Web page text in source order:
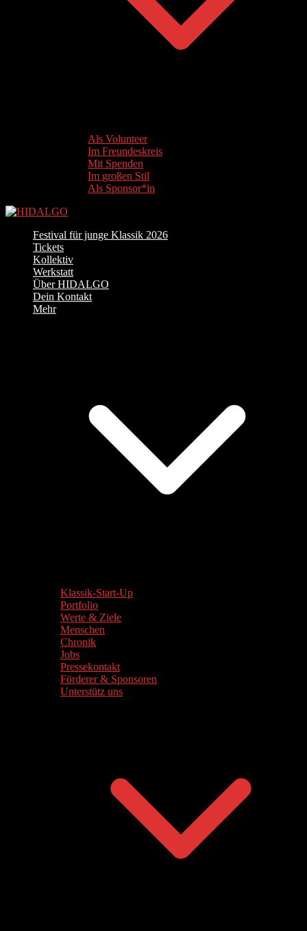
Als Volunteer
Im Freundeskreis
Mit Spenden
Im großen Stil
Als Sponsor*in
Festival für junge Klassik 2026
Tickets
Kollektiv
Werkstatt
Über HIDALGO
Dein Kontakt
Mehr
Klassik-Start-Up
Portfolio
Werte & Ziele
Menschen
Chronik
Jobs
Pressekontakt
Förderer & Sponsoren
Unterstütz uns